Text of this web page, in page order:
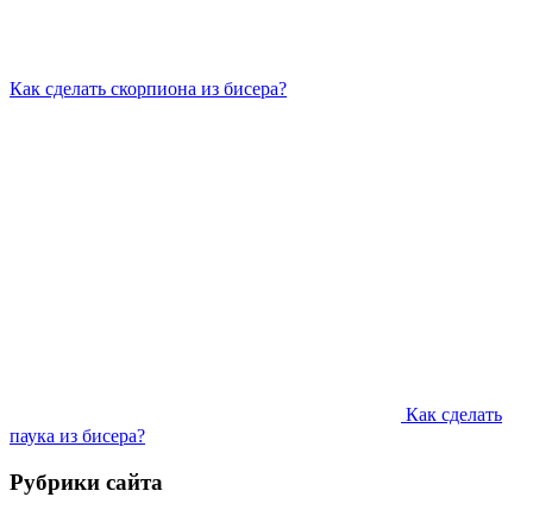
Как сделать скорпиона из бисера?
Как сделать
паука из бисера?
Рубрики сайта